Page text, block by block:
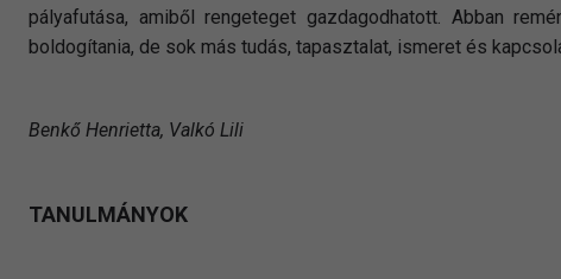
pályafutása, amiből rengeteget gazdagodhatott. Abban
boldogítania, de sok más tudás, tapasztalat, ismeret és
Benkő Henrietta, Valkó Lili
TANULMÁNYOK